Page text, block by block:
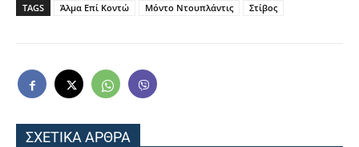
TAGS Άλμα Επί Κοντώ Μόντο Ντουπλάντις Στίβος
ΣΧΕΤΙΚΑ ΑΡΘΡΑ